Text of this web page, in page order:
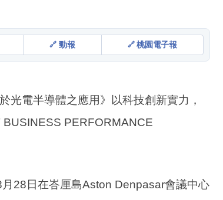
勁報 桃園電子報
光電半導體之應用》以科技創新實力，
PERFORMANCE
28日在峇厘島Aston Denpasar會議中心